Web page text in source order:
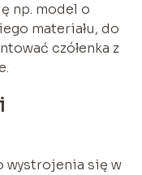
np. model o
materiału, do
czółenka z
wystrojenia się w